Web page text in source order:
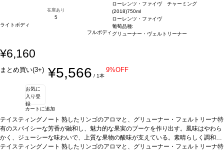
在庫あり
5
ライトボディ
フルボディ
ローレンツ・ファイヴ チャーミング
(2018)750ml
ローレンツ・ファイヴ
葡萄品種:
グリューナー・ヴェルトリーナー
¥6,160
まとめ買い(3+) ¥5,566 / 1本
9%OFF
お気に
入り登
録
カートに追加
テイスティングノート 熟したリンゴのアロマと、グリューナー・フェルトリーナ特
有のスパイシーな芳香が融和し、魅力的な果実のブーケを作り出す。風味はやわら
かく、ジューシーな味わいで、上質な果物の酸味が支えている。素晴らしく調和が
取れていて、滑らかな口当たりは完璧。これはシンプルにチャーミングなワイン！
テイスティングノート 熟したリンゴのアロマと、グリューナー・フェルトリーナ特